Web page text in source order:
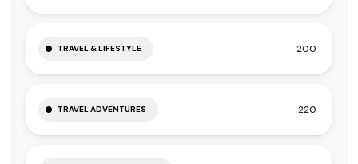
TRAVEL & LIFESTYLE 200
TRAVEL ADVENTURES 220